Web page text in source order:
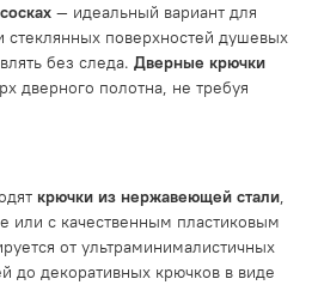
— идеальный вариант для
стеклянных поверхностей душевых
без следа. Дверные крючки
дверного полотна, не требуя
крючки из нержавеющей стали,
или с качественным пластиковым
от ультраминималистичных
до декоративных крючков в виде